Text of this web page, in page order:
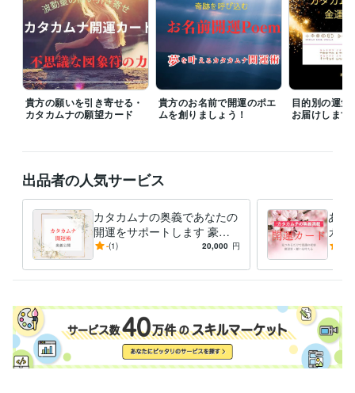
資格・検定
ファイナンシャルプランナー 取得年 : 1997年
防災士 取得年 : 2018年
相続士 取得年 : 2018年
得意分野
住まい・美容・生活相談 開運のコンサルタント、開運グッズの販売
住まい・美容・生活相談 環境のイヤシロチ化
語学力
英語 日常会話レベル
貴方の願いを引き寄せる・
カタカムナの願望カード
貴方のお名前で開運のポエ
ムを創りましょう！
目的別の運気
お届けします
出品者の人気サービス
カタカムナの奥義であなたの
開運をサポートします 豪華
なプレゼントと解説で、開運
-(1) 20,000 円
あな
カー
たを
さい